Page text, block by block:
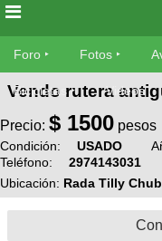
Foro
Foro
TÃ©cnica
MecÃ¡nica
Fotos
SUBÃ
tu foto
Avisos
Ventas
Foro Fotos
Bicicletas Videos
Vendo rutera
Precio: $ 1500 pesos
Condición: USADO
Teléfono:
2974143031
Ubicación: Rada Tilly